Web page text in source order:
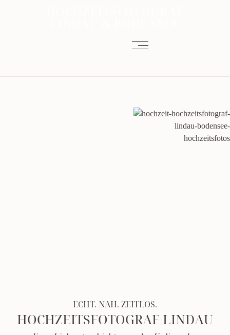
ECHT. NAH. ZEITLOS.
HOCHZEITSFOTOGRAF LINDAU